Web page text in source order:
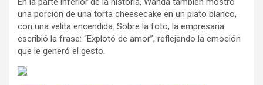
una porción de una torta cheesecake en un plato blanco,
con una velita encendida. Sobre la foto, la empresaria
escribió la frase: “Explotó de amor”, reflejando la emoción
que le generó el gesto.